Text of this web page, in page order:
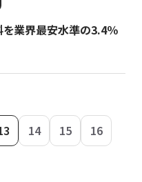
を業界最安水準の3.4％
14 15 16